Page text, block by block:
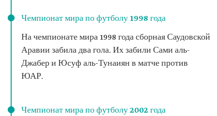
Чемпионат мира по футболу 1998 года
На чемпионате мира 1998 года сборная Саудовской
Аравии забила два гола. Их забили Сами аль-
Джабер и Юсуф аль-Тунаиян в матче против
ЮАР.
Чемпионат мира по футболу 2002 года